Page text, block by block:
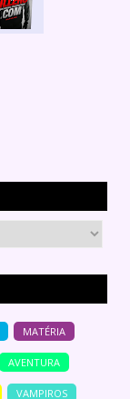
MATÉRIA
AVENTURA
VAMPIROS